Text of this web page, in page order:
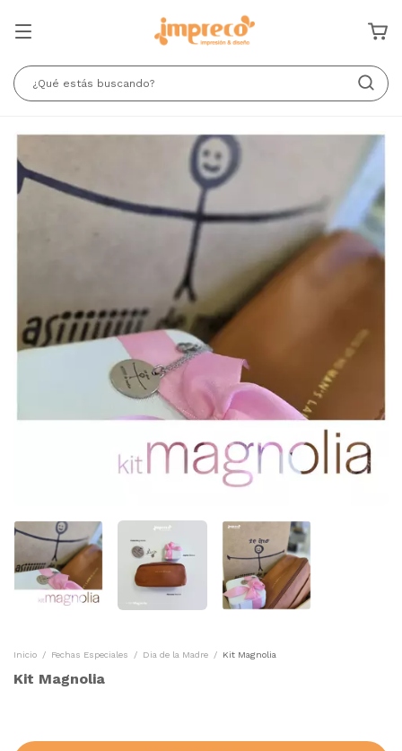
Inicio / Fechas Especiales / Dia de la Madre / Kit Magnolia
Kit Magnolia